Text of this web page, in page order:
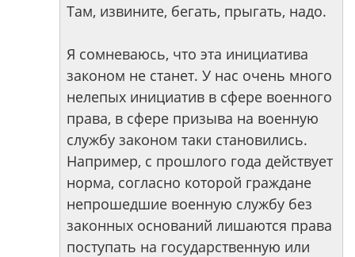
Там, извините, бегать, прыгать, надо.
Я сомневаюсь, что эта инициатива
законом не станет. У нас очень много
нелепых инициатив в сфере военного
права, в сфере призыва на военную
службу законом таки становились.
Например, с прошлого года действует
норма, согласно которой граждане
непрошедшие военную службу без
законных оснований лишаются права
поступать на государственную или